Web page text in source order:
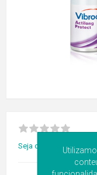
Seja o primeiro a